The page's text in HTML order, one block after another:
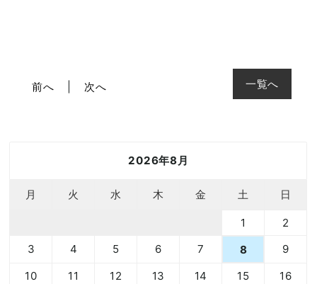
一覧へ
前へ 次へ
2026年8月
月 火 水 木 金 土 日
1
2
3
4 5 6 7 8
9
10
11 12 13 14 15
16